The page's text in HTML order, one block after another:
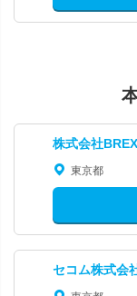
株式会社
東京都
セコム株式会